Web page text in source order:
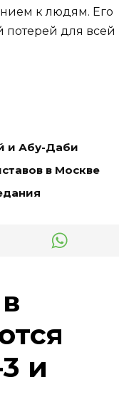
к людям. Его
потерей для всей
и Абу-Даби
в Москве
и